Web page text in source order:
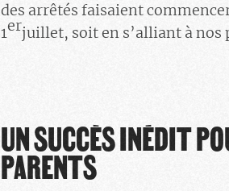
des arrêtés faisaient
1erjuillet, soit en s’alliant à nos
UN SUCCÈS INÉDIT
PARENTS